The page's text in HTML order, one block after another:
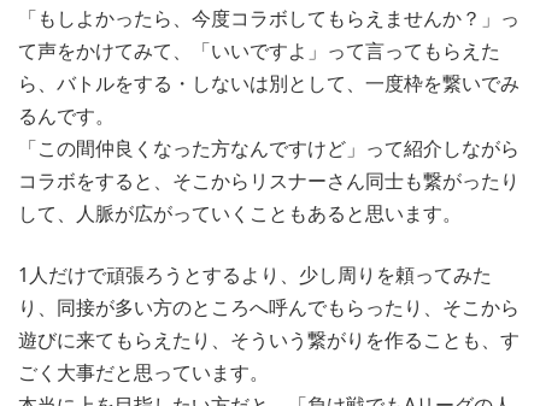
「もしよかったら、今度コラボしてもらえませんか？」っ
て声をかけてみて、「いいですよ」って言ってもらえた
ら、バトルをする・しないは別として、一度枠を繋いでみ
るんです。
「この間仲良くなった方なんですけど」って紹介しながら
コラボをすると、そこからリスナーさん同士も繋がったり
して、人脈が広がっていくこともあると思います。
1人だけで頑張ろうとするより、少し周りを頼ってみた
り、同接が多い方のところへ呼んでもらったり、そこから
遊びに来てもらえたり、そういう繋がりを作ることも、す
ごく大事だと思っています。